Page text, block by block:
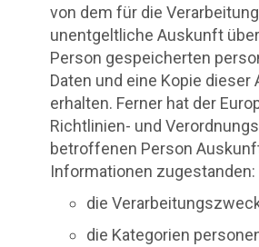
von dem für die
unentgeltliche Auskunft
Person gespeicherten
Daten und eine Kopie dieser
erhalten. Ferner hat der
Richtlinien- und
betroffenen Person
Informationen zugestanden:
die
die Kategorien